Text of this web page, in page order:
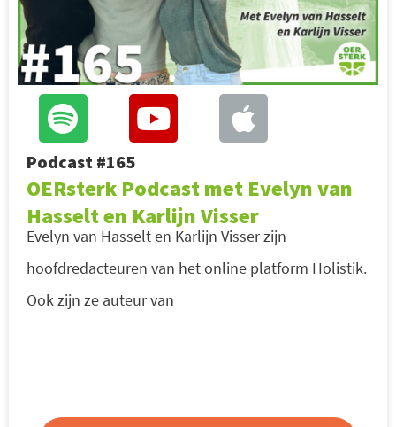
Podcast #165
OERsterk Podcast met Evelyn van
Hasselt en Karlijn Visser
Evelyn van Hasselt en Karlijn Visser zijn
hoofdredacteuren van het online platform Holistik.
Ook zijn ze auteur van